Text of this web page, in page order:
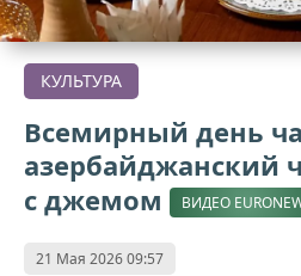
КУЛЬТУРА
Всемирный день
азербайджанский
с джемом
ВИДЕО
21 Мая 2026 09:57